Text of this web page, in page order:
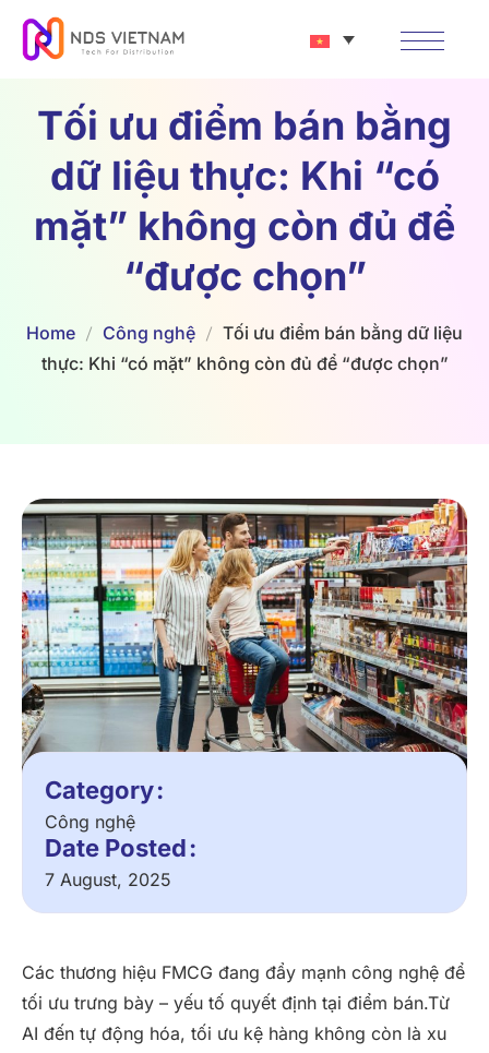
Tối ưu điểm bán bằng
dữ liệu thực: Khi “có
mặt” không còn đủ để
“được chọn”
Home Công nghệ
Tối ưu điểm bán bằng dữ liệu
thực: Khi “có mặt” không còn đủ để “được chọn”
Category
Công nghệ
Date Posted
7 August, 2025
Các thương hiệu FMCG đang đẩy mạnh công nghệ để
tối ưu trưng bày – yếu tố quyết định tại điểm bán.Từ
AI đến tự động hóa, tối ưu kệ hàng không còn là xu